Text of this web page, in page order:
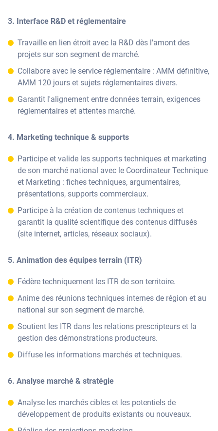
3. Interface R&D et réglementaire
Travaille en lien étroit avec la R&D dès l'amont des
projets sur son segment de marché.
Collabore avec le service réglementaire : AMM définitive,
AMM 120 jours et sujets réglementaires divers.
Garantit l'alignement entre données terrain, exigences
réglementaires et attentes marché.
4. Marketing technique & supports
Participe et valide les supports techniques et marketing
de son marché national avec le Coordinateur Technique
et Marketing : fiches techniques, argumentaires,
présentations, supports commerciaux.
Participe à la création de contenus techniques et
garantit la qualité scientifique des contenus diffusés
(site internet, articles, réseaux sociaux).
5. Animation des équipes terrain (ITR)
Fédère techniquement les ITR de son territoire.
Anime des réunions techniques internes de région et au
national sur son segment de marché.
Soutient les ITR dans les relations prescripteurs et la
gestion des démonstrations producteurs.
Diffuse les informations marchés et techniques.
6. Analyse marché & stratégie
Analyse les marchés cibles et les potentiels de
développement de produits existants ou nouveaux.